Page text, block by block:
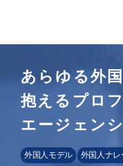
あらゆる外
抱えるプロ
エージェン
外国人モデル 外国人ナレ